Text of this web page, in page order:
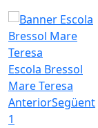
Escola Bressol
Mare Teresa
AnteriorSegüent
1